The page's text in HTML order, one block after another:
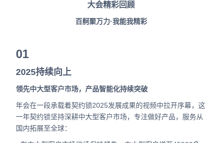
大会精彩回顾
百舸聚万力·我能我精彩
01
2025持续向上
领先中大型客户市场，产品智能化持续突破
年会在一段承载着契约锁2025发展成果的视频中拉开序幕，这
一年契约锁坚持深耕中大型客户市场，专注做好产品，服务从
国内拓展至全球：